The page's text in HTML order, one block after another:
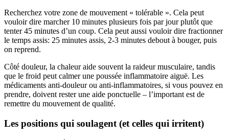
Recherchez votre zone de mouvement « tolérable ». Cela peut
vouloir dire marcher 10 minutes plusieurs fois par jour plutôt que
tenter 45 minutes d’un coup. Cela peut aussi vouloir dire fractionner
le temps assis: 25 minutes assis, 2-3 minutes debout à bouger, puis
on reprend.
Côté douleur, la chaleur aide souvent la raideur musculaire, tandis
que le froid peut calmer une poussée inflammatoire aiguë. Les
médicaments anti-douleur ou anti-inflammatoires, si vous pouvez en
prendre, doivent rester une aide ponctuelle – l’important est de
remettre du mouvement de qualité.
Les positions qui soulagent (et celles qui irritent)